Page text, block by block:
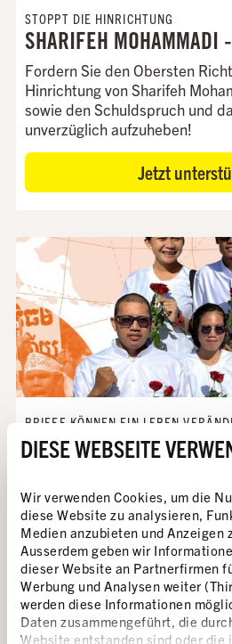
DIESE WEBSEITE
Wir verwenden Cookies, um die
diese Website zu analysieren,
Medien anzubieten und Anzeigen
Ausserdem geben wir
dieser Website an Partnerfirmen
Werbung und Analysen weiter
werden diese Informationen
Daten zusammengeführt, die
Website entstanden sind oder die
SHARIFEH MOHAMMADI
STOPPT DIE HINRICHTUNG
Fordern Sie den Obersten
Hinrichtung von Sharifeh
sowie den Schuldspruch und
unverzüglich aufzuheben!
Jetzt
BRIEFMARATHON 2025
BRIEFE KÖNNEN EIN LEBEN
Amnesty International
Verteidigung der
Menschenrechtsevent weltweit
dazu auf, sich für Menschen
engagieren, die sich für
einsetzen.
Zu den 5